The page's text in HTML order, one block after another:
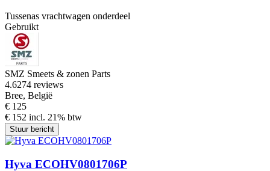
Tussenas vrachtwagen onderdeel
Gebruikt
SMZ Smeets & zonen Parts
4.6274 reviews
Bree, België
€ 125
€ 152 incl. 21% btw
Stuur bericht
Hyva ECOHV0801706P